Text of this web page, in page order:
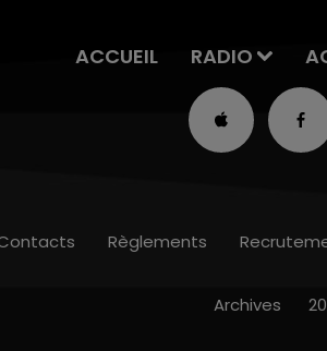
ACCUEIL RADIO
Règlements
Archives